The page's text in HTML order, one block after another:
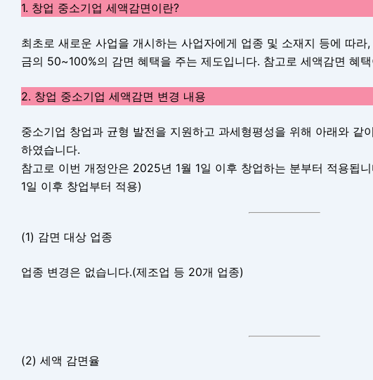
1. 창업 중소기업 세액감면이란?
최초로 새로운 사업을 개시하는 사업자에게 업종 및 소재지 등에 따
금의 50~100%의 감면 혜택을 주는 제도입니다. 참고로 세액감면 혜
2. 창업 중소기업 세액감면 변경 내용
중소기업 창업과 균형 발전을 지원하고 과세형평성을 위해 아래와 같
하였습니다.
참고로 이번 개정안은 2025년 1월 1일 이후 창업하는 분부터 적용됩
1일 이후 창업부터 적용)
(1) 감면 대상 업종
업종 변경은 없습니다.(제조업 등 20개 업종)
(2) 세액 감면율